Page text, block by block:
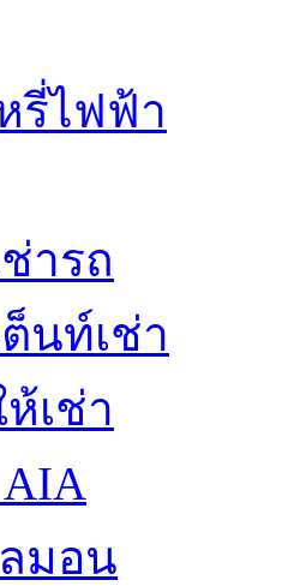
รี่ไฟฟ้า
ารถ
นท์เช่า
เช่า
มอน